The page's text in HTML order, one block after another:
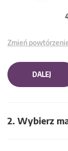
Zmień
DALEJ
2. Wybierz